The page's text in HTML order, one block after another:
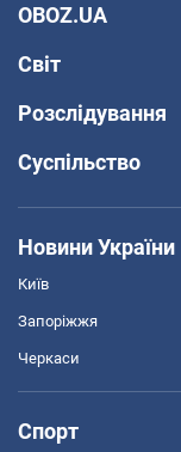
OBOZ.UA
Світ
Розслідування
Суспільство
Новини України
Київ
Запоріжжя
Черкаси
Спорт